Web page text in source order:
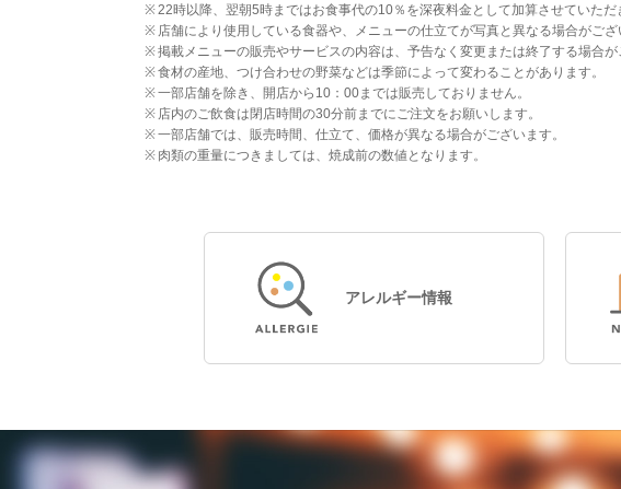
22時以降、翌朝5時まではお食事代の10％を深夜料金として加算させていただ
店舗により使用している食器や、メニューの仕立てが写真と異なる場合がござ
掲載メニューの販売やサービスの内容は、予告なく変更または終了する場合が
食材の産地、つけ合わせの野菜などは季節によって変わることがあります。
一部店舗を除き、開店から10：00までは販売しておりません。
店内のご飲食は閉店時間の30分前までにご注文をお願いします。
一部店舗では、販売時間、仕立て、価格が異なる場合がございます。
肉類の重量につきましては、焼成前の数値となります。
アレルギー情報